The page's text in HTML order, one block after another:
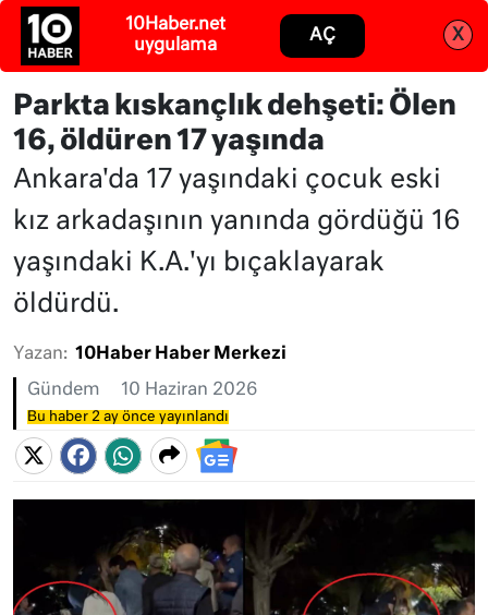
Abone ol Giriş
Parkta kıskançlık dehşeti: Ölen
16, öldüren 17 yaşında
Ankara'da 17 yaşındaki çocuk eski
kız arkadaşının yanında gördüğü 16
yaşındaki K.A.'yı bıçaklayarak
öldürdü.
Yazan: 10Haber Haber Merkezi
Gündem 10 Haziran 2026
Bu haber 2 ay önce yayınlandı